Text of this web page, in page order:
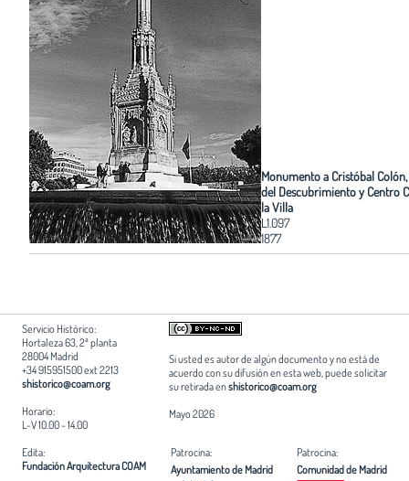
Monumento a Cristóbal
del Descubrimiento y Centro
la Villa
L1.097
1877
Servicio Histórico:
Hortaleza 63, 2ª planta
28004 Madrid
+34 915951500 ext 2213
shistorico@coam.org
Horario:
L-V 10.00 - 14.00
Si usted es autor de algún documento y no está de
acuerdo con su difusión en esta web, puede solicitar
su retirada enshistorico@coam.org
Mayo 2026
Edita:
Fundación Arquitectura COAM
Patrocina:
Ayuntamiento de Madrid
Patrocina:
Comunidad de Madrid